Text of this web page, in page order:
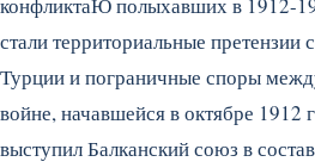
стали территориальные претензии
Турции и пограничные споры
войне, начавшейся в октябре 1912
выступил Балканский союз в